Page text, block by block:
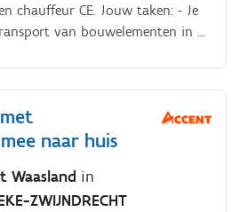
chauffeur CE. Jouw taken: - Je
van bouwelementen in de
op voorhand
de montageploegen gelost
zowel met diverse opleggers
opleggers.
naar huis
Waasland in
ZWIJNDRECHT